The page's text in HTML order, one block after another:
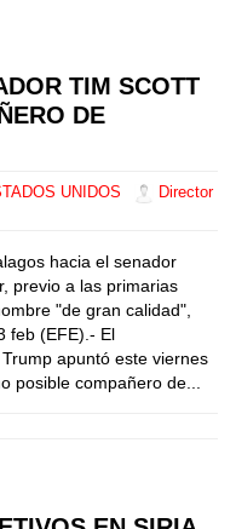
TIM SCOTT
DE
UNIDOS
Director
hacia el senador
previo a las primarias
"de gran calidad",
feb (EFE).- El
apuntó este viernes
posible compañero de...